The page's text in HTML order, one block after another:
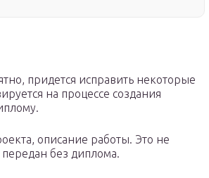
придется исправить некоторые
на процессе создания
описание работы. Это не
без диплома.